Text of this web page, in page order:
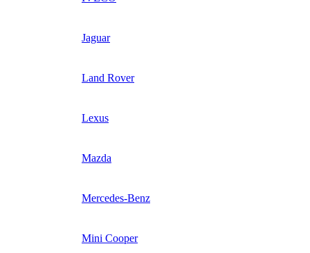
Jaguar
Land Rover
Lexus
Mazda
Mercedes-Benz
Mini Cooper